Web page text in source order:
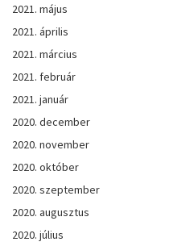
2021. május
2021. április
2021. március
2021. február
2021. január
2020. december
2020. november
2020. október
2020. szeptember
2020. augusztus
2020. július